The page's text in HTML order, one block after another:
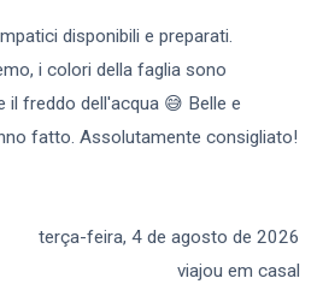
disponibili e preparati.
i colori della faglia sono
il freddo dell'acqua 😅 Belle e
fatto. Assolutamente consigliato!
terça-feira, 4 de agosto de 2026
viajou em casal